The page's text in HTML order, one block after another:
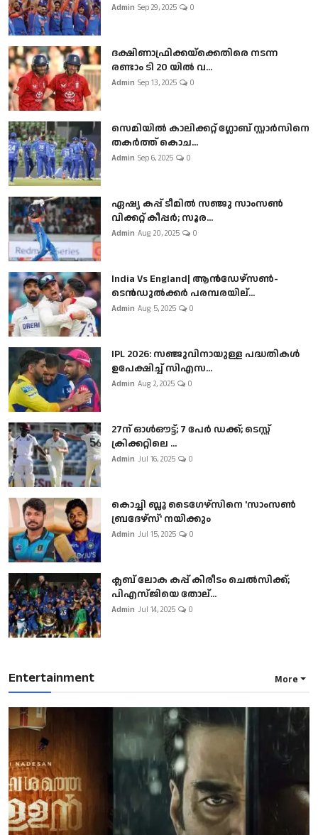
Admin Sep 29, 2025 0
ദക്ഷിണാഫ്രിക്കയ്‌ക്കെതിരെ നടന്ന
രണ്ടാം ടി 20 യിൽ വ...
Admin Sep 13, 2025 0
സെമിയിൽ കാലിക്കറ്റ് ഗ്ലോബ് സ്റ്റാർസിനെ
തകർത്ത് കൊച...
Admin Sep 6, 2025 0
ഏഷ്യ കപ്പ് ടീമിൽ സഞ്ജു സാംസൺ
വിക്കറ്റ് കീപ്പർ; സൂര...
Admin Aug 20, 2025 0
India Vs England| ആൻഡേഴ്സൺ-
ടെൻഡുല്‍ക്കർ പരമ്പരയില്...
Admin Aug 5, 2025 0
IPL 2026: സഞ്ജുവിനായുള്ള പദ്ധതികൾ
ഉപേക്ഷിച്ച് സിഎസ...
Admin Aug 2, 2025 0
27ന് ഓൾഔട്ട്; 7 പേർ ഡക്ക്; ടെസ്റ്റ്
ക്രിക്കറ്റിലെ ...
Admin Jul 16, 2025 0
കൊച്ചി ബ്ലൂ ടൈഗേഴ്സിനെ 'സാംസൺ
ബ്രദേഴ്സ്' നയിക്കും
Admin Jul 15, 2025 0
ക്ലബ് ലോക കപ്പ് കിരീടം ചെല്‍സിക്ക്;
പിഎസ്ജിയെ തോല്...
Admin Jul 14, 2025 0
Entertainment More